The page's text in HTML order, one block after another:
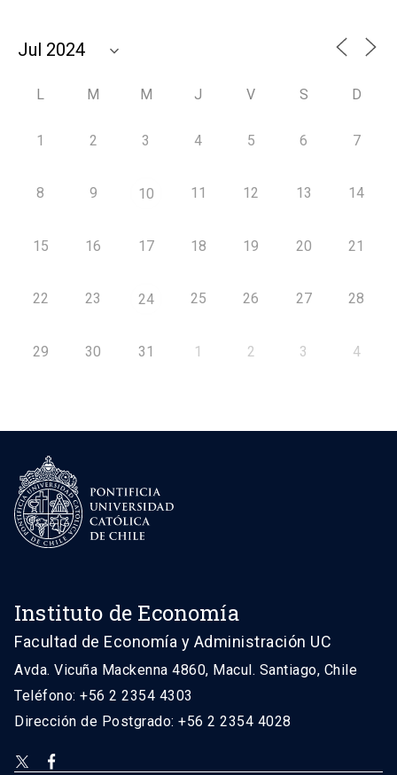
L M M J V S D
1 2 3 4 5 6 7
8 9 10 11 12 13 14
15 16 17 18 19 20 21
22 23 24 25 26 27 28
29 30 31 1 2 3 4
Instituto de Economía
Facultad de Economía y Administración UC
Avda. Vicuña Mackenna 4860, Macul. Santiago, Chile
Teléfono: +56 2 2354 4303
Dirección de Postgrado: +56 2 2354 4028